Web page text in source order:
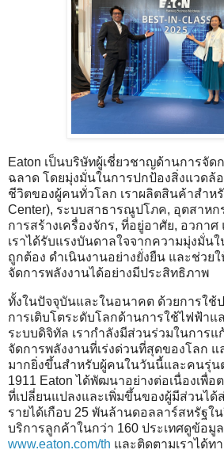
Eaton เป็นบริษัทผู้เชี่ยวชาญด้านการจัด
ฉลาด โดยมุ่งมั่นในการปกป้องสิ่งแวด
ชีวิตของผู้คนทั่วโลก เราผลิตสินค้าสำห
Center), ระบบสาธารณูปโภค, อุตสาห
การสร้างเครื่องจักร, ที่อยู่อาศัย, อวกา
เราได้รับแรงบันดาลใจจากความมุ่งมั่น
ถูกต้อง ดำเนินงานอย่างยั่งยืน และช่วย
จัดการพลังงานได้อย่างมีประสิทธิภาพ
ทั้งในปัจจุบันและในอนาคต ด้วยการใช้
การเติบโตระดับโลกด้านการใช้ไฟฟ้าแ
ระบบดิจิทัล เรากำลังมีส่วนร่วมในการ
จัดการพลังงานที่เร่งด่วนที่สุดของโลก
มากยิ่งขึ้นสำหรับผู้คนในวันนี้และคนรุ่น
1911 Eaton ได้พัฒนาอย่างต่อเนื่องเพื่
ที่เปลี่ยนแปลงและเพิ่มขึ้นของผู้มีส่วนได้
รายได้เกือบ 25 พันล้านดอลลาร์สหรัฐใ
บริการลูกค้าในกว่า 160 ประเทศดูข้อมูล
www.eaton.com/th และติดตามเราได้ท